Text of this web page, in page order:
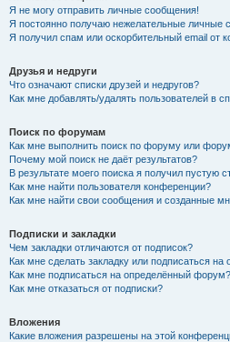
Я не могу отправить личные сообщения!
Я постоянно получаю нежелательные личные
Я получил спам или оскорбительный email от
Друзья и недруги
Что означают списки друзей и недругов?
Как мне добавлять/удалять пользователей в
Поиск по форумам
Как мне выполнить поиск по форуму или
Почему мой поиск не даёт результатов?
В результате моего поиска я получил пустую
Как мне найти пользователя конференции?
Как мне найти свои сообщения и созданные
Подписки и закладки
Чем закладки отличаются от подписок?
Как мне сделать закладку или подписаться
Как мне подписаться на определённый форум?
Как мне отказаться от подписки?
Вложения
Какие вложения разрешены на этой